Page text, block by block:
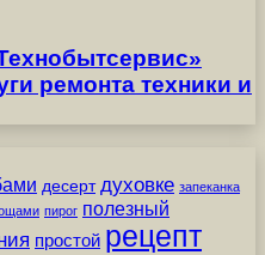
ремонта техники и
десерт духовке запеканка
пирог полезный
простой рецепт